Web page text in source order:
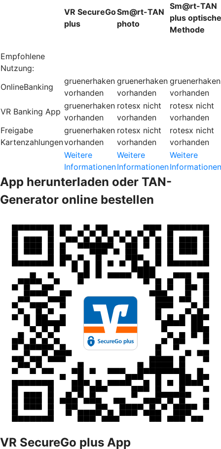
VR SecureGo
plus
Sm@rt-TAN
photo
Sm@rt-TAN
plus optische
Methode
Empfohlene
Nutzung:
OnlineBanking
gruenerhaken
vorhanden
gruenerhaken
vorhanden
gruenerhaken
vorhanden
VR Banking App
gruenerhaken
vorhanden
rotesx nicht
vorhanden
rotesx nicht
vorhanden
Freigabe
Kartenzahlungen
gruenerhaken
vorhanden
rotesx nicht
vorhanden
rotesx nicht
vorhanden
Weitere
Informationen
Weitere
Informationen
Weitere
Informationen
App herunterladen oder TAN-
Generator online bestellen
VR SecureGo plus App